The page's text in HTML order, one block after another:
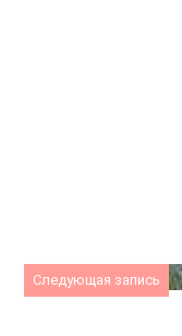
Следующая запись